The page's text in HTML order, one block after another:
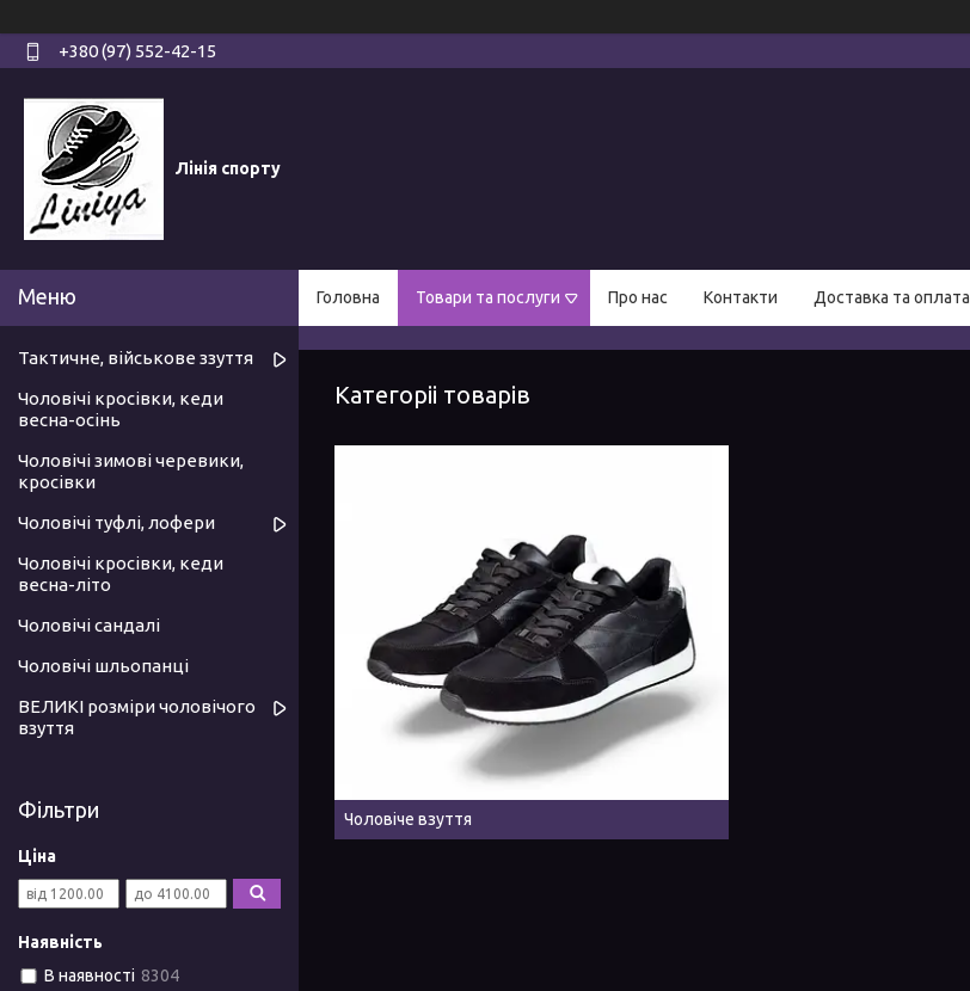
+380 (97) 552-42-15
Лінія спорту
Головна Товари та послуги Про нас Контакти Доставка та оплата
Категоріі товарів
Чоловіче взуття
Тактичне, військове ззуття
Чоловічі кросівки, кеди
весна-осінь
Чоловічі зимові черевики,
кросівки
Чоловічі туфлі, лофери
Чоловічі кросівки, кеди
весна-літо
Чоловічі сандалі
Чоловічі шльопанці
ВЕЛИКІ розміри чоловічого
взуття
Фільтри
Ціна
Наявність
В наявності 8304